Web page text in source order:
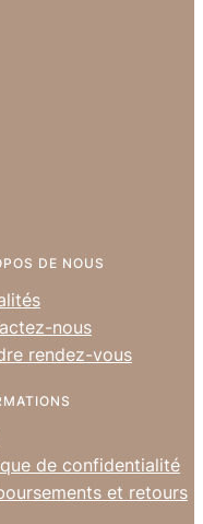
DE NOUS
nous
rendez-vous
de confidentialité
et retours